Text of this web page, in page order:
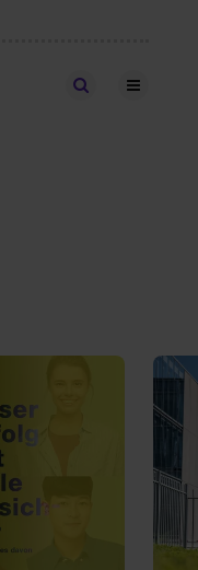
Stellen finden